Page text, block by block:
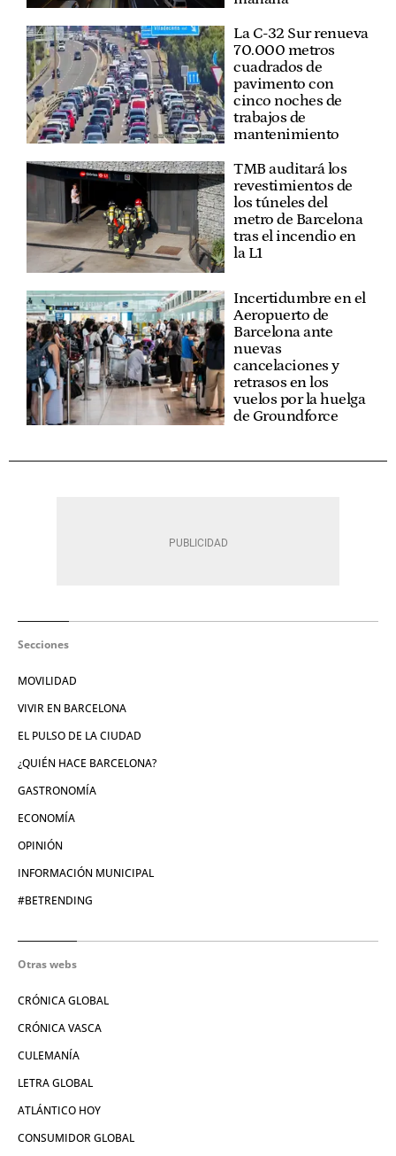
La C-32 Sur renueva
70.000 metros
cuadrados de
pavimento con
cinco noches de
trabajos de
mantenimiento
TMB auditará los
revestimientos de
los túneles del
metro de Barcelona
tras el incendio en
la L1
Incertidumbre en el
Aeropuerto de
Barcelona ante
nuevas
cancelaciones y
retrasos en los
vuelos por la huelga
de Groundforce
Secciones
MOVILIDAD
VIVIR EN BARCELONA
EL PULSO DE LA CIUDAD
¿QUIÉN HACE BARCELONA?
GASTRONOMÍA
ECONOMÍA
OPINIÓN
INFORMACIÓN MUNICIPAL
#BETRENDING
Otras webs
CRÓNICA GLOBAL
CRÓNICA VASCA
CULEMANÍA
LETRA GLOBAL
ATLÁNTICO HOY
CONSUMIDOR GLOBAL